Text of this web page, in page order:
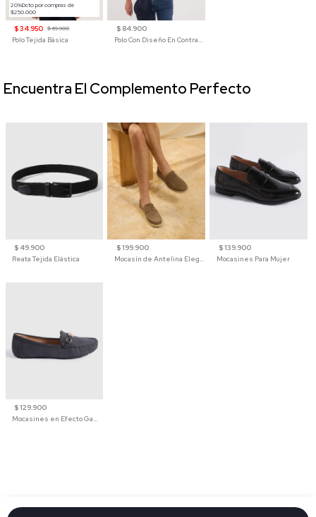
20%Dcto por compras de
$250.000
$ 34.950 $ 69.900
Polo Tejida Básica
$ 84.900
$ 49.900
Reata Tejida Elástica
$ 199.900
Mocasín de Antelina Elegante con Suela de Contraste Para Hombre
$ 139.900
Mocasines Para Mujer
$ 129.900
Mocasines en Efecto Gamuzado Para Mujer
Encuentra El Complemento Perfecto